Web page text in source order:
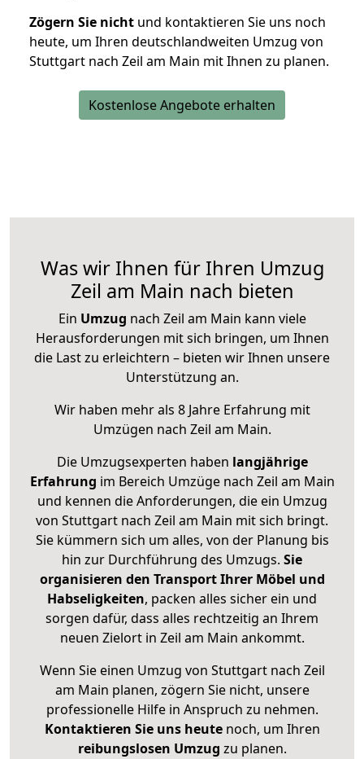
Zögern Sie nicht und kontaktieren Sie uns noch
heute, um Ihren deutschlandweiten Umzug von
Stuttgart nach Zeil am Main mit Ihnen zu planen.
Kostenlose Angebote erhalten
Was wir Ihnen für Ihren Umzug
Zeil am Main nach bieten
Ein Umzug nach Zeil am Main kann viele
Herausforderungen mit sich bringen, um Ihnen
die Last zu erleichtern – bieten wir Ihnen unsere
Unterstützung an.
Wir haben mehr als 8 Jahre Erfahrung mit
Umzügen nach Zeil am Main.
Die Umzugsexperten haben langjährige
Erfahrung im Bereich Umzüge nach Zeil am Main
und kennen die Anforderungen, die ein Umzug
von Stuttgart nach Zeil am Main mit sich bringt.
Sie kümmern sich um alles, von der Planung bis
hin zur Durchführung des Umzugs. Sie
organisieren den Transport Ihrer Möbel und
Habseligkeiten, packen alles sicher ein und
sorgen dafür, dass alles rechtzeitig an Ihrem
neuen Zielort in Zeil am Main ankommt.
Wenn Sie einen Umzug von Stuttgart nach Zeil
am Main planen, zögern Sie nicht, unsere
professionelle Hilfe in Anspruch zu nehmen.
Kontaktieren Sie uns heutenoch, um Ihren
reibungslosen Umzug zu planen.